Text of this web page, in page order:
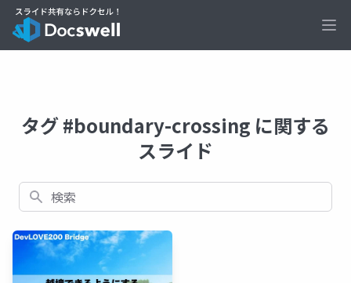
タグ #boundary-crossing に関する
スライド
検索